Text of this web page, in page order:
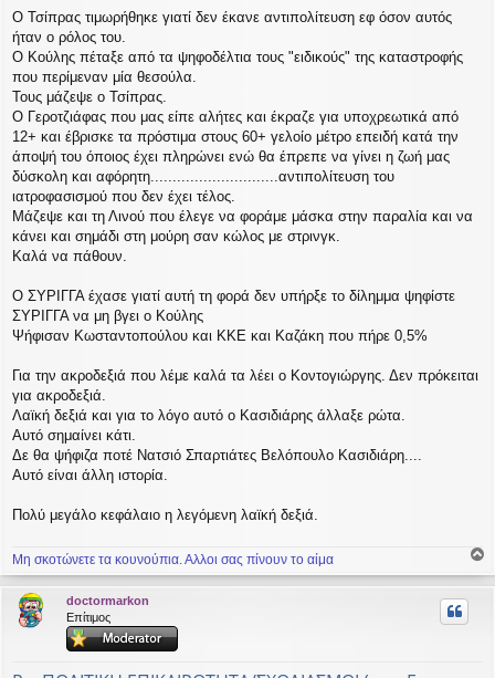
ε
υ
σ
η
Ο Τσίπρας τιμωρήθηκε γιατί δεν έκανε αντιπολίτευση εφ όσον αυτός
ήταν ο ρόλος του.
Ο Κούλης πέταξε από τα ψηφοδέλτια τους "ειδικούς" της καταστροφής
που περίμεναν μία θεσούλα.
Τους μάζεψε ο Τσίπρας.
Ο Γεροτζιάφας που μας είπε αλήτες και έκραζε για υποχρεωτικά από
12+ και έβρισκε τα πρόστιμα στους 60+ γελοίο μέτρο επειδή κατά την
άποψή του όποιος έχει πληρώνει ενώ θα έπρεπε να γίνει η ζωή μας
δύσκολη και αφόρητη.............................αντιπολίτευση του
ιατροφασισμού που δεν έχει τέλος.
Μάζεψε και τη Λινού που έλεγε να φοράμε μάσκα στην παραλία και να
κάνει και σημάδι στη μούρη σαν κώλος με στρινγκ.
Καλά να πάθουν.
Ο ΣΥΡΙΓΓΑ έχασε γιατί αυτή τη φορά δεν υπήρξε το δίλημμα ψηφίστε
ΣΥΡΙΓΓΑ να μη βγει ο Κούλης
Ψήφισαν Κωσταντοπούλου και ΚΚΕ και Καζάκη που πήρε 0,5%
Για την ακροδεξιά που λέμε καλά τα λέει ο Κοντογιώργης. Δεν πρόκειται
για ακροδεξιά.
Λαϊκή δεξιά και για το λόγο αυτό ο Κασιδιάρης άλλαξε ρώτα.
Αυτό σημαίνει κάτι.
Δε θα ψήφιζα ποτέ Νατσιό Σπαρτιάτες Βελόπουλο Κασιδιάρη....
Αυτό είναι άλλη ιστορία.
Πολύ μεγάλο κεφάλαιο η λεγόμενη λαϊκή δεξιά.
Μη σκοτώνετε τα κουνούπια. Αλλοι σας πίνουν το αίμα
ρ
doctormarkon
Επίτιμος